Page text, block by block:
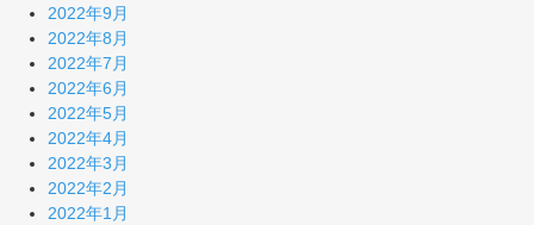
2022年9月
2022年8月
2022年7月
2022年6月
2022年5月
2022年4月
2022年3月
2022年2月
2022年1月